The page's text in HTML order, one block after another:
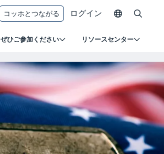
ぜひご参加ください リソースセンター
コッホとつながる ログイン